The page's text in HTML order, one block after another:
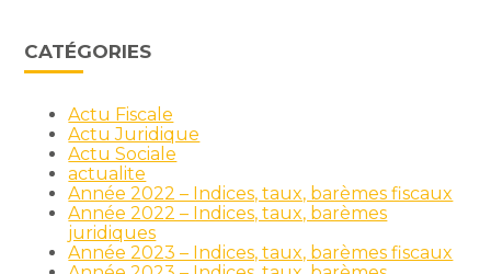
CATÉGORIES
Actu Fiscale
Actu Juridique
Actu Sociale
actualite
Année 2022 – Indices, taux, barèmes fiscaux
Année 2022 – Indices, taux, barèmes
juridiques
Année 2023 – Indices, taux, barèmes fiscaux